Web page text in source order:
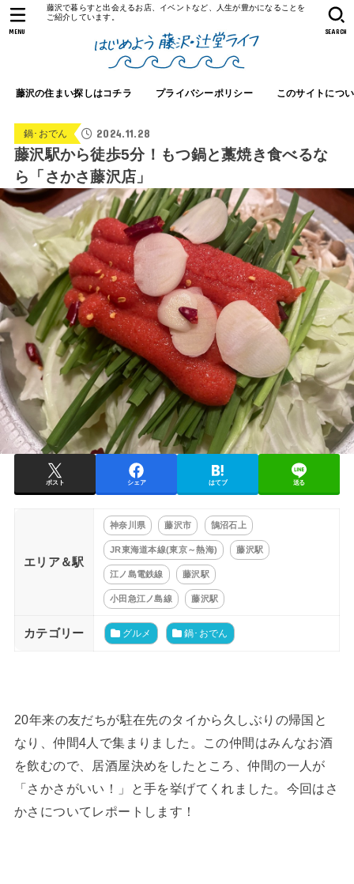
藤沢で暮らすと出会えるお店、イベントなど、人生が豊かになることを
ご紹介しています。
藤沢の住まい探しはコチラ プライバシーポリシー このサイトにつ
SEARCH
MENU
鍋･おでん 2024.11.28
藤沢駅から徒歩5分！もつ鍋と藁焼き食べるな
ら「さかさ藤沢店」
ポスト シェア はてブ 送る
エリア＆駅
神奈川県 藤沢市 鵠沼石上
JR東海道本線(東京～熱海) 藤沢駅
江ノ島電鉄線 藤沢駅
小田急江ノ島線 藤沢駅
カテゴリー グルメ 鍋･おでん
20年来の友だちが駐在先のタイから久しぶりの帰国と
なり、仲間4人で集まりました。この仲間はみんなお酒
を飲むので、居酒屋決めをしたところ、仲間の一人が
「さかさがいい！」と手を挙げてくれました。今回はさ
かさについてレポートします！